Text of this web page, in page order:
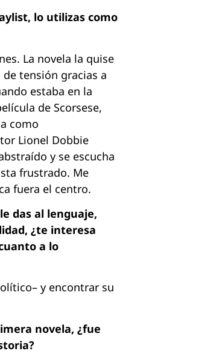
lo utilizas como
La novela la quise
tensión gracias a
estaba en la
de Scorsese,
como
Lionel Dobbie
y se escucha
frustrado. Me
fuera el centro.
das al lenguaje,
¿te interesa
a lo
y encontrar su
novela, ¿fue